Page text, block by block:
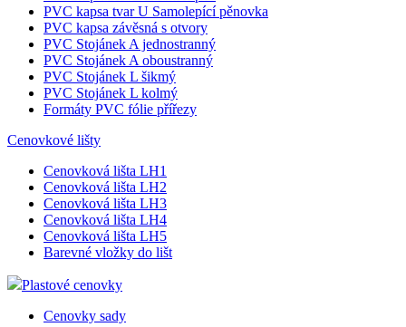
PVC kapsa tvar U Samolepící pěnovka
PVC kapsa závěsná s otvory
PVC Stojánek A jednostranný
PVC Stojánek A oboustranný
PVC Stojánek L šikmý
PVC Stojánek L kolmý
Formáty PVC fólie přířezy
Cenovková lišta LH1
Cenovková lišta LH2